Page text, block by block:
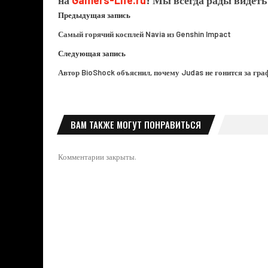
Предыдущая запись
Самый горячий косплей Navia из Genshin Impact
Следующая запись
Автор BioShock объяснил, почему Judas не гонится за
ВАМ ТАКЖЕ МОГУТ ПОНРАВИТЬСЯ
Комментарии закрыты.